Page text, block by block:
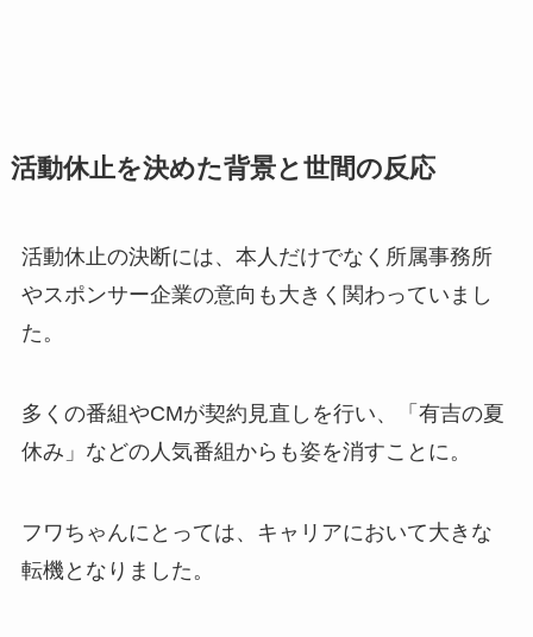
活動休止を決めた背景と世間の反応
活動休止の決断には、本人だけでなく所属事務所
やスポンサー企業の意向も大きく関わっていまし
た。
多くの番組やCMが契約見直しを行い、「有吉の夏
休み」などの人気番組からも姿を消すことに。
フワちゃんにとっては、キャリアにおいて大きな
転機となりました。